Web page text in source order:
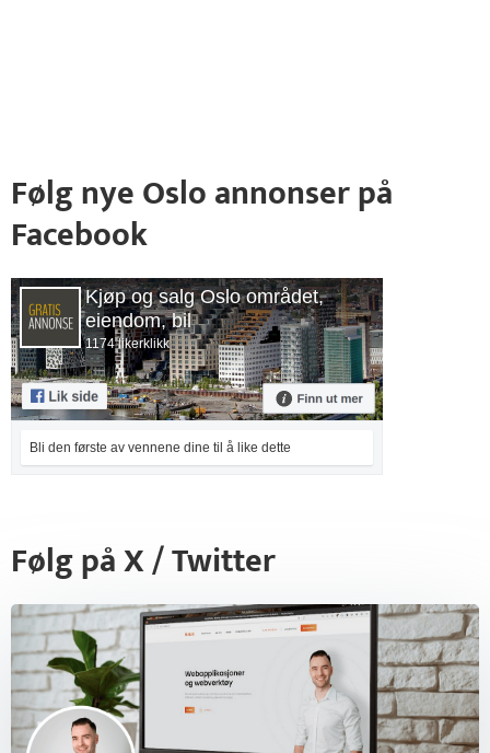
Følg nye Oslo annonser på
Facebook
Kjøp og salg Oslo området,
eiendom, bil
1174 likerklikk
Bli den første av vennene dine til å like dette
Følg på X / Twitter